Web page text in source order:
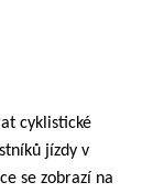
cyklistické
jízdy v
se zobrazí na